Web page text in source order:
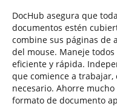
DocHub asegura que
documentos estén
combine sus páginas de
del mouse. Maneje
eficiente y rápida.
que comience a
necesario. Ahorre
formato de documento